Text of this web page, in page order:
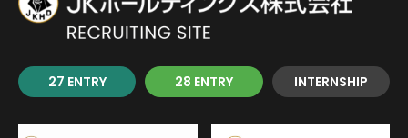
27 ENTRY 28 ENTRY INTERNSHIP